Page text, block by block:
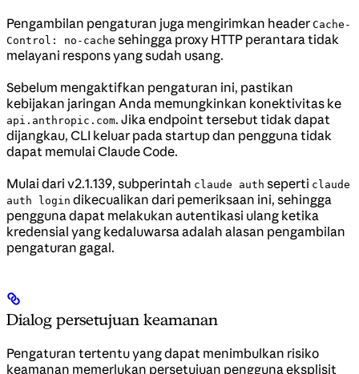
Pengambilan pengaturan juga mengirimkan header Cache-
Control: no-cache sehingga proxy HTTP perantara tidak
melayani respons yang sudah usang.
Sebelum mengaktifkan pengaturan ini, pastikan
kebijakan jaringan Anda memungkinkan konektivitas ke
api.anthropic.com. Jika endpoint tersebut tidak dapat
dijangkau, CLI keluar pada startup dan pengguna tidak
dapat memulai Claude Code.
Mulai dari v2.1.139, subperintah claude auth seperti claude
auth login dikecualikan dari pemeriksaan ini, sehingga
pengguna dapat melakukan autentikasi ulang ketika
kredensial yang kedaluwarsa adalah alasan pengambilan
pengaturan gagal.
Dialog persetujuan keamanan
Pengaturan tertentu yang dapat menimbulkan risiko
keamanan memerlukan persetujuan pengguna eksplisit